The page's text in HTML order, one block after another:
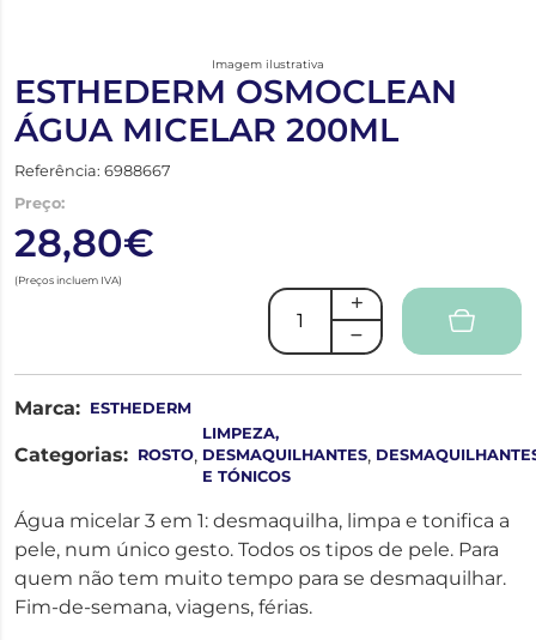
Imagem ilustrativa
ESTHEDERM OSMOCLEAN
ÁGUA MICELAR 200ML
Referência: 6988667
Preço:
28,80€
(Preços incluem IVA)
Marca: ESTHEDERM
Categorias: ROSTO,
LIMPEZA,
DESMAQUILHANTES
E TÓNICOS
,
Água micelar 3 em 1: desmaquilha, limpa e tonifica a
pele, num único gesto. Todos os tipos de pele. Para
quem não tem muito tempo para se desmaquilhar.
Fim-de-semana, viagens, férias.